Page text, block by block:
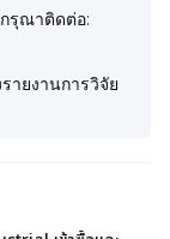
รุณาติดต่อ:
ายงานการวิจัย